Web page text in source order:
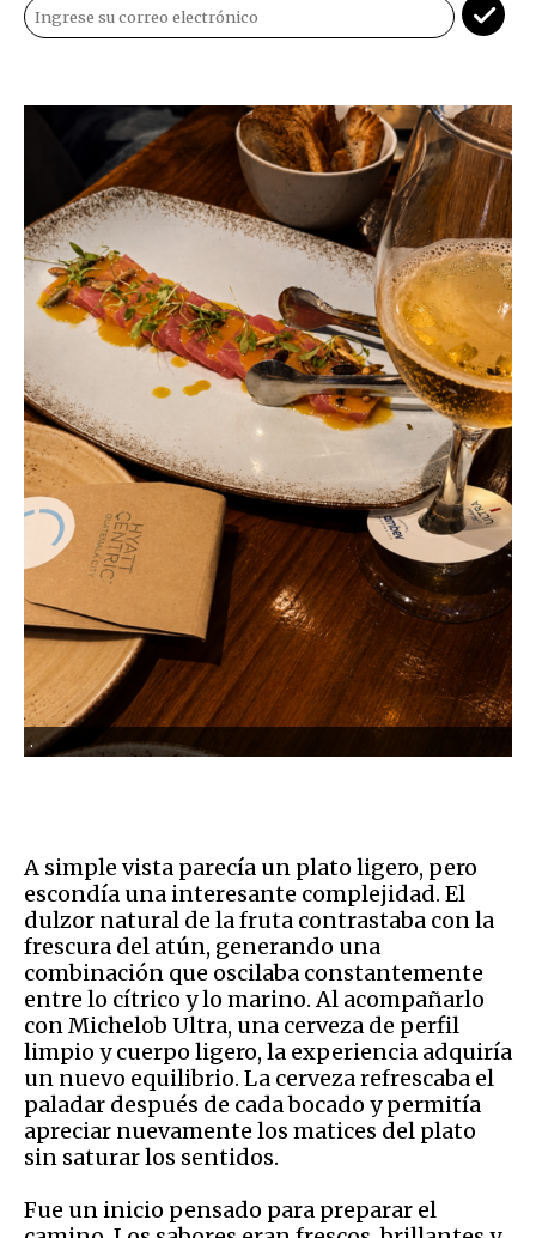
.
A simple vista parecía un plato ligero, pero
escondía una interesante complejidad. El
dulzor natural de la fruta contrastaba con la
frescura del atún, generando una
combinación que oscilaba constantemente
entre lo cítrico y lo marino. Al acompañarlo
con Michelob Ultra, una cerveza de perfil
limpio y cuerpo ligero, la experiencia adquiría
un nuevo equilibrio. La cerveza refrescaba el
paladar después de cada bocado y permitía
apreciar nuevamente los matices del plato
sin saturar los sentidos.
Fue un inicio pensado para preparar el